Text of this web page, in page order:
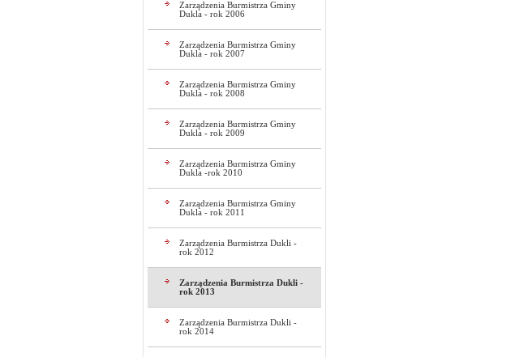
Zarządzenia Burmistrza Gminy
Dukla - rok 2006
Zarządzenia Burmistrza Gminy
Dukla - rok 2007
Zarządzenia Burmistrza Gminy
Dukla - rok 2008
Zarządzenia Burmistrza Gminy
Dukla - rok 2009
Zarządzenia Burmistrza Gminy
Dukla -rok 2010
Zarządzenia Burmistrza Gminy
Dukla - rok 2011
Zarządzenia Burmistrza Dukli -
rok 2012
Zarządzenia Burmistrza Dukli -
rok 2013
Zarządzenia Burmistrza Dukli -
rok 2014